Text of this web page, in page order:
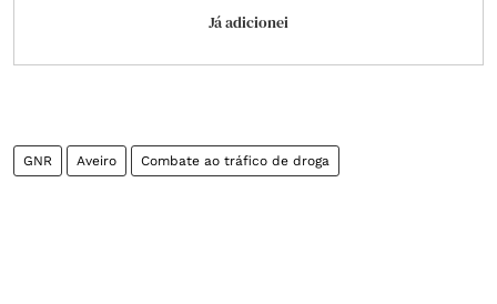
Já adicionei
GNR Aveiro Combate ao tráfico de droga